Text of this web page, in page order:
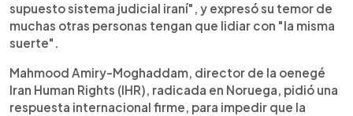
supuesto sistema judicial iraní", y expresó su temor de
muchas otras personas tengan que lidiar con "la misma
suerte".
Mahmood Amiry-Moghaddam, director de la oenegé
Iran Human Rights (IHR), radicada en Noruega, pidió una
respuesta internacional firme, para impedir que la